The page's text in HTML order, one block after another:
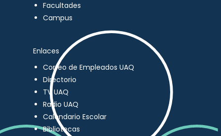
Facultades
Campus
Enlaces
Correo de Empleados UAQ
Directorio
TV UAQ
Radio UAQ
Calendario Escolar
Bibliotecas